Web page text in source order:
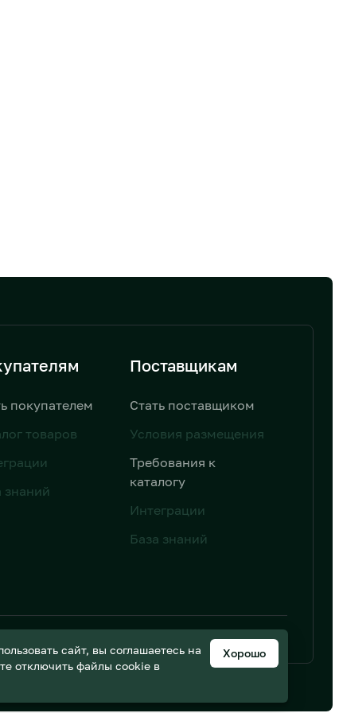
покупателем
товаров
знаний
Поставщикам
Стать поставщиком
Условия размещения
Требования к
каталогу
Интеграции
База знаний
Дизайн от AIC
сайт, вы соглашаетесь на
отключить файлы cookie в
Хорошо